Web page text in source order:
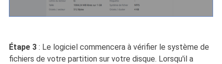
Étape 3 : Le logiciel commencera à vérifier le système de
fichiers de votre partition sur votre disque. Lorsqu'il a